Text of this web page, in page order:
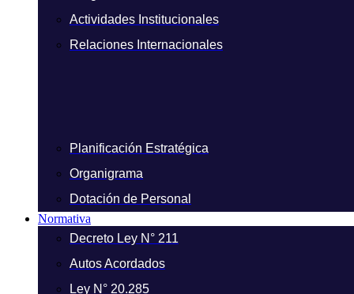
Actividades Institucionales
Relaciones Internacionales
Planificación Estratégica
Organigrama
Dotación de Personal
Normativa
Decreto Ley N° 211
Autos Acordados
Ley N° 20.285